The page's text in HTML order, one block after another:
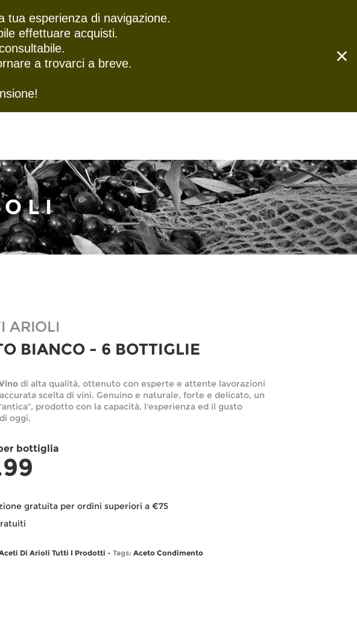
tua esperienza di navigazione.
effettuare acquisti.
a trovarci a breve.
Cerca
US PRODOTTI
ARIOLI
BIANCO - 6 BOTTIGLIE
di alta qualità, ottenuto con esperte e attente lavorazioni
scelta di vini. Genuino e naturale, forte e delicato, un
prodotto con la capacità, l'esperienza ed il gusto
oggi.
bottiglia
gratuita per ordini superiori a €75
Di Arioli Tutti I Prodotti - Tags: Aceto Condimento